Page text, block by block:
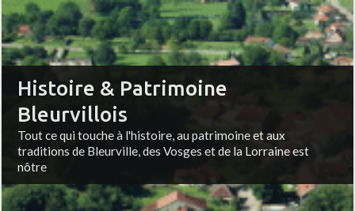
Histoire & Patrimoine
Bleurvillois
Tout ce qui touche à l'histoire, au patrimoine et aux
traditions de Bleurville, des Vosges et de la Lorraine est
nôtre